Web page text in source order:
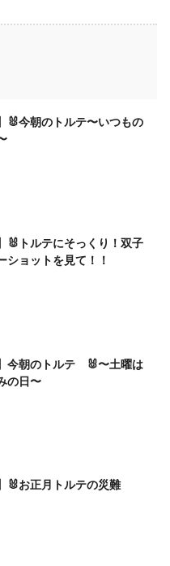
🐰今朝のトルテ〜いつもの
🐰トルテにそっくり！双子
ショットを見て！！
】今朝のトルテ 🐰〜土曜は
の日〜
🐰お正月トルテの災難